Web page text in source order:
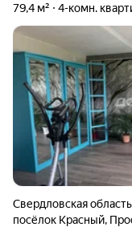
79,4 м² 4-комн.
Свердловская область
посёлок Красный,